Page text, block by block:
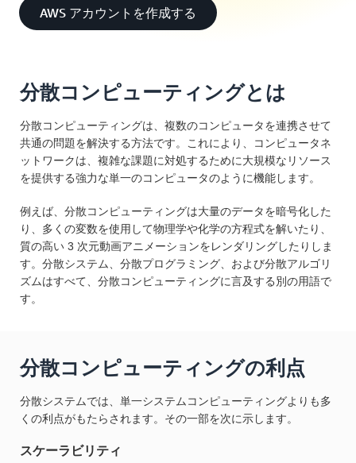
AWS アカウントを作成する
分散コンピューティングとは
分散コンピューティングは、複数のコンピュータを連携させて
共通の問題を解決する方法です。これにより、コンピュータネ
ットワークは、複雑な課題に対処するために大規模なリソース
を提供する強力な単一のコンピュータのように機能します。
例えば、分散コンピューティングは大量のデータを暗号化した
り、多くの変数を使用して物理学や化学の方程式を解いたり、
質の高い 3 次元動画アニメーションをレンダリングしたりしま
す。分散システム、分散プログラミング、および分散アルゴリ
ズムはすべて、分散コンピューティングに言及する別の用語で
す。
分散コンピューティングの利点
分散システムでは、単一システムコンピューティングよりも多
くの利点がもたらされます。その一部を次に示します。
スケーラビリティ